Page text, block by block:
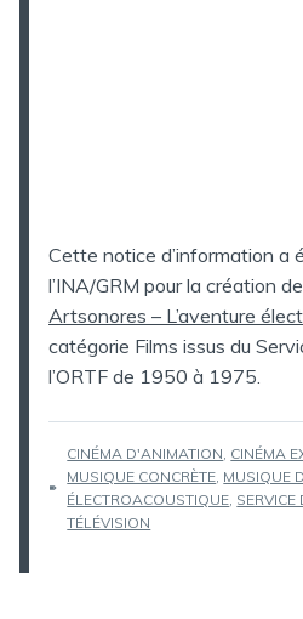
Cette notice d’information a
l’INA/GRM pour la création
Artsonores – L’aventure
catégorie Films issus du
l’ORTF de 1950 à 1975.
ÉTIQUETTES :
CINÉMA D'ANIMATION CINÉMA
MUSIQUE CONCRÈTE MUSIQUE
ÉLECTROACOUSTIQUE SERVICE
TÉLÉVISION